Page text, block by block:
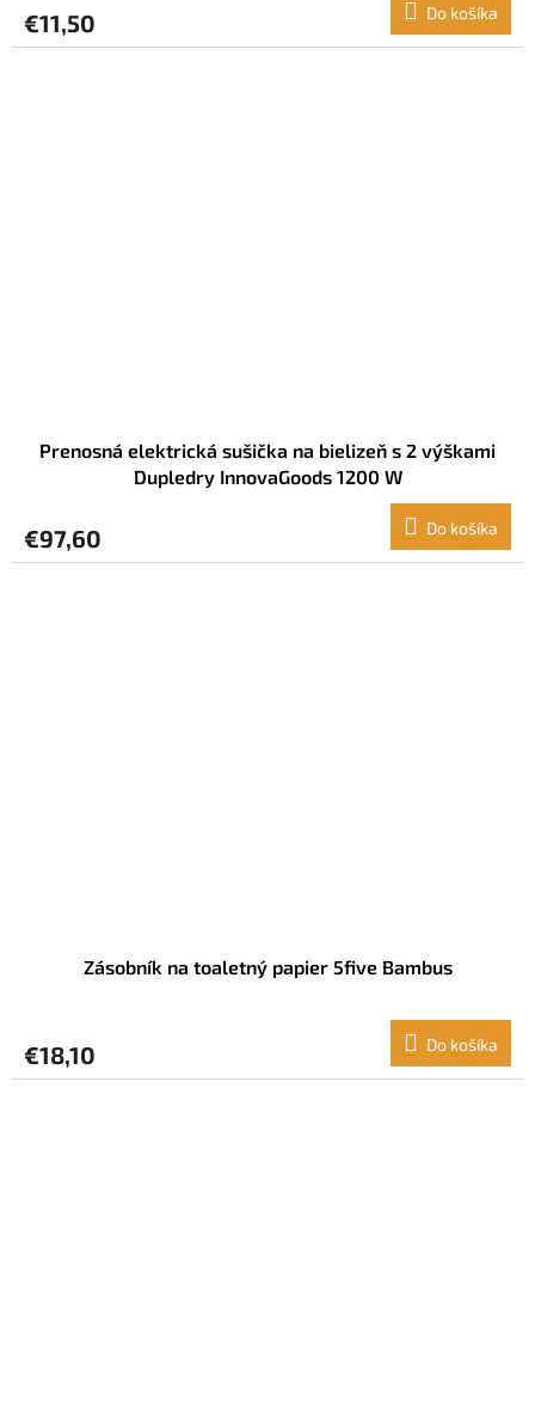
€11,50 Do košíka
Prenosná elektrická sušička na bielizeň s 2 výškami
Dupledry InnovaGoods 1200 W
€97,60 Do košíka
Zásobník na toaletný papier 5five Bambus
€18,10 Do košíka